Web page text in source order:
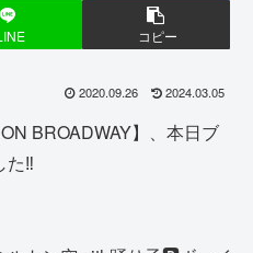
コピー
2020.09.26 2024.03.05
BROADWAY】、本日ブ
た‼︎